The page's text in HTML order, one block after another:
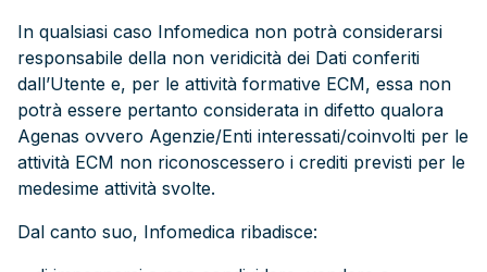
In qualsiasi caso Infomedica non potrà considerarsi
responsabile della non veridicità dei Dati conferiti
dall’Utente e, per le attività formative ECM, essa non
potrà essere pertanto considerata in difetto qualora
Agenas ovvero Agenzie/Enti interessati/coinvolti per le
attività ECM non riconoscessero i crediti previsti per le
medesime attività svolte.
Dal canto suo, Infomedica ribadisce: